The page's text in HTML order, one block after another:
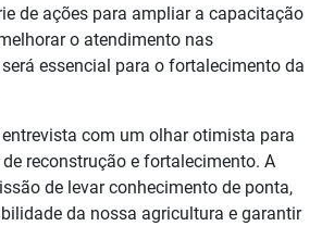
de ações para ampliar a capacitação
o atendimento nas
essencial para o fortalecimento da
com um olhar otimista para
reconstrução e fortalecimento. A
de levar conhecimento de ponta,
da nossa agricultura e garantir